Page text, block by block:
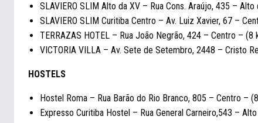
SLAVIERO SLIM Alto da XV – Rua Cons. Araújo, 435 –
SLAVIERO SLIM Curitiba Centro – Av. Luiz Xavier, 67 –
TERRAZAS HOTEL – Rua João Negrão, 424 – Centro – (8
VICTORIA VILLA – Av. Sete de Setembro, 2448 – Cristo
HOSTELS
Hostel Roma – Rua Barão do Rio Branco, 805 – Centro –
Expresso Curitiba Hostel – Rua General Carneiro,543 –